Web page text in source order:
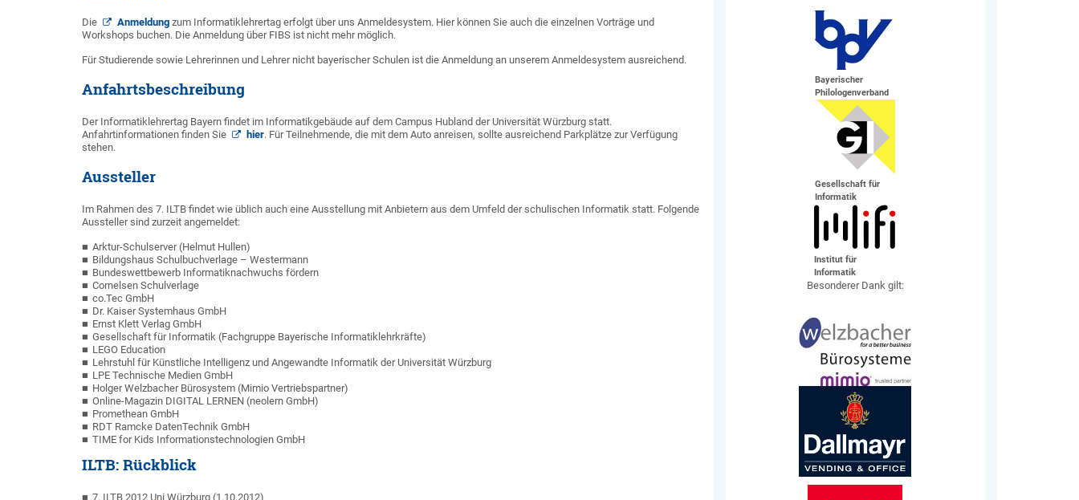
Die Anmeldungzum Informatiklehrertag erfolgt über uns Anmeldesystem. Hier können Sie auch die einzelnen Vorträge und
Workshops buchen. Die Anmeldung über FIBS ist nicht mehr möglich.
Für Studierende sowie Lehrerinnen und Lehrer nicht bayerischer Schulen ist die Anmeldung an unserem Anmeldesystem ausreichend.
Anfahrtsbeschreibung
Der Informatiklehrertag Bayern findet im Informatikgebäude auf dem Campus Hubland der Universität Würzburg statt.
Anfahrtinformationen finden Sie
hier. Für Teilnehmende, die mit dem Auto anreisen, sollte ausreichend Parkplätze zur Verfügung
stehen.
Aussteller
Im Rahmen des 7. ILTB findet wie üblich auch eine Ausstellung mit Anbietern aus dem Umfeld der schulischen Informatik statt. Folgende
Aussteller sind zurzeit angemeldet:
Arktur-Schulserver (Helmut Hullen)
Bildungshaus Schulbuchverlage – Westermann
Bundeswettbewerb Informatiknachwuchs fördern
Cornelsen Schulverlage
co.Tec GmbH
Dr. Kaiser Systemhaus GmbH
Ernst Klett Verlag GmbH
Gesellschaft für Informatik (Fachgruppe Bayerische Informatiklehrkräfte)
LEGO Education
Lehrstuhl für Künstliche Intelligenz und Angewandte Informatik der Universität Würzburg
LPE Technische Medien GmbH
Holger Welzbacher Bürosystem (Mimio Vertriebspartner)
Online-Magazin DIGITAL LERNEN (neolern GmbH)
Promethean GmbH
RDT Ramcke DatenTechnik GmbH
TIME for Kids Informationstechnologien GmbH
ILTB: Rückblick
7. ILTB 2012 Uni Würzburg (1.10.2012)
Bayerischer
Philologenverband
Gesellschaft für
Informatik
Institut für
Informatik
Besonderer Dank gilt: